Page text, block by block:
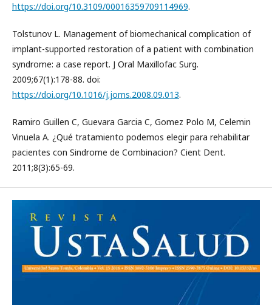
https://doi.org/10.3109/00016359709114969.
Tolstunov L. Management of biomechanical complication of
implant-supported restoration of a patient with combination
syndrome: a case report. J Oral Maxillofac Surg.
2009;67(1):178-88. doi:
https://doi.org/10.1016/j.joms.2008.09.013.
Ramiro Guillen C, Guevara Garcia C, Gomez Polo M, Celemin
Vinuela A. ¿Qué tratamiento podemos elegir para rehabilitar
pacientes con Sindrome de Combinacion? Cient Dent.
2011;8(3):65-69.